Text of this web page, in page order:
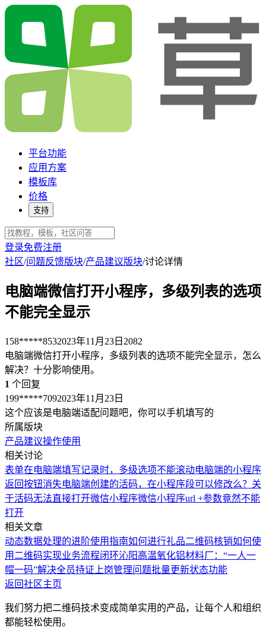
平台功能
应用方案
模板库
价格
支持
登录免费注册
社区/问题反馈版块/产品建议版块/讨论详情
电脑端微信打开小程序，多级列表的选项
不能完全显示
158*****8532023年11月23日 2082
电脑端微信打开小程序，多级列表的选项不能完全显示，怎么
解决？十分影响使用。
1 个回复
199*****7092023年11月23日
这个应该是电脑端适配问题吧，你可以手机填写的
所属版块
产品建议操作使用
相关讨论
表单在电脑端填写记录时，多级选项不能滚动电脑端的小程序
返回按钮消失电脑端创建的活码，在小程序段可以修改么？ 关
于活码无法直接打开微信小程序微信小程序url +参数竟然不能
打开
相关文章
动态数据处理的进阶使用指南如何进行礼品二维码核销如何使
用二维码实现业务流程闭环沁阳高温氧化铝材料厂：“一人一
帽一码”解决全员持证上岗管理问题批量更新状态功能
返回社区主页
我们努力把二维码技术变成简单实用的产品，让每个人和组织
都能轻松使用。